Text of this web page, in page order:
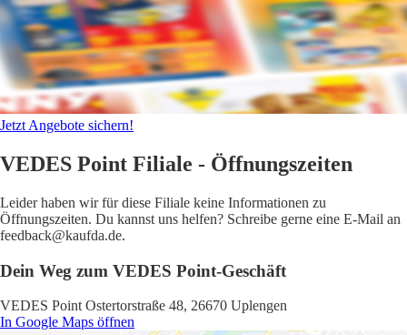
Jetzt Angebote sichern!
VEDES Point Filiale - Öffnungszeiten
Leider haben wir für diese Filiale keine Informationen zu
Öffnungszeiten. Du kannst uns helfen? Schreibe gerne eine E-Mail an
feedback@kaufda.de.
Dein Weg zum VEDES Point-Geschäft
VEDES Point Ostertorstraße 48, 26670 Uplengen
In Google Maps öffnen